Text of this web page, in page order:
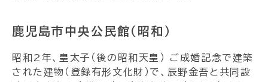
鹿児島市中央公民館（昭和）
昭和2年、皇太子（後の昭和天皇） ご成婚記念で建築
された建物（登録有形文化財）で、辰野金吾と共同設